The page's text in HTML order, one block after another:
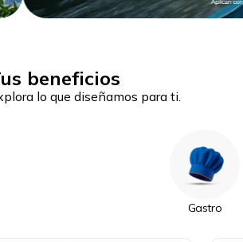
beneficios
lo que diseñamos para ti.
Gastro